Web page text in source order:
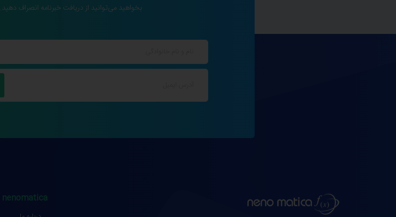
بخواهید می‌توانید از دریافت خبرنامه انصراف دهید.
nenomatica